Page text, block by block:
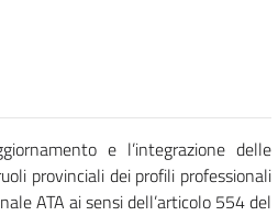
e l’integrazione delle
provinciali dei profili professionali
ATA ai sensi dell’articolo 554 del